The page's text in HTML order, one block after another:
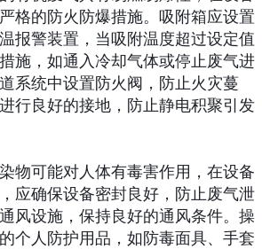
格的防火防爆措施。吸附箱应设置
报警装置，当吸附温度超过设定值
施，如通入冷却气体或停止废气进
系统中设置防火阀，防止火灾蔓
行良好的接地，防止静电积聚引发
物可能对人体有毒害作用，在设备
应确保设备密封良好，防止废气泄
风设施，保持良好的通风条件。操
个人防护用品，如防毒面具、手套